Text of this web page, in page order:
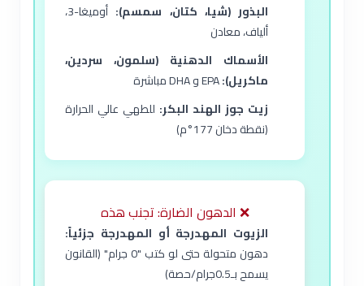
البذور (شيا، كتان، سمسم):
أوميغا-3،
ألياف، معادن
الأسماك الدهنية (سلمون، سردين،
ماكريل):
زيت جوز الهند البكر: للطهي عالي الحرارة
(نقطة دخان 177°م)
❌ الدهون الضارة: تجنب هذه
الزيوت المهدرجة أو المهدرجة جزئياً:
دهون متحولة حتى لو كتب "0 جرام" (القانون
يسمح بـ0.5جرام/حصة)